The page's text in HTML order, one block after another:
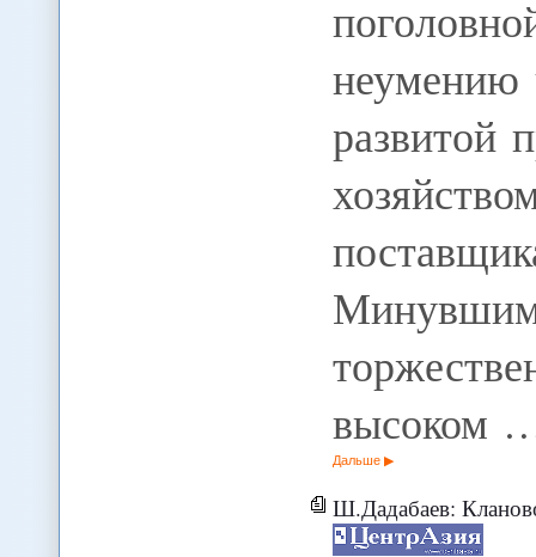
неумению
развитой
Минувшим
высоком
Дальше
Ш.Дадабаев: Клановое